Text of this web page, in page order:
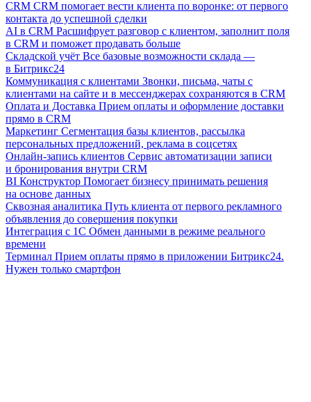
CRM CRM помогает вести клиента по воронке: от первого
контакта до успешной сделки
AI в CRM Расшифрует разговор с клиентом, заполнит поля
в CRM и поможет продавать больше
Складской учёт Все базовые возможности склада —
в Битрикс24
Коммуникация с клиентами Звонки, письма, чаты с
клиентами на сайте и в мессенджерах сохраняются в CRM
Оплата и Доставка Прием оплаты и оформление доставки
прямо в CRM
Маркетинг Сегментация базы клиентов, рассылка
персональных предложений, реклама в соцсетях
Онлайн-запись клиентов Сервис автоматизации записи
и бронирования внутри CRM
BI Конструктор Помогает бизнесу принимать решения
на основе данных
Сквозная аналитика Путь клиента от первого рекламного
объявления до совершения покупки
Интеграция с 1С Обмен данными в режиме реального
времени
Терминал Прием оплаты прямо в приложении Битрикс24.
Нужен только смартфон